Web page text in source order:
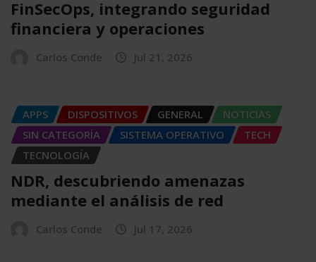
FinSecOps, integrando seguridad
financiera y operaciones
Carlos Conde Jul 21, 2026
APPS DISPOSITIVOS GENERAL
NOTICIAS
SIN CATEGORÍA
SISTEMA OPERATIVO
TECH
TECNOLOGÍA
NDR, descubriendo amenazas
mediante el análisis de red
Carlos Conde Jul 17, 2026